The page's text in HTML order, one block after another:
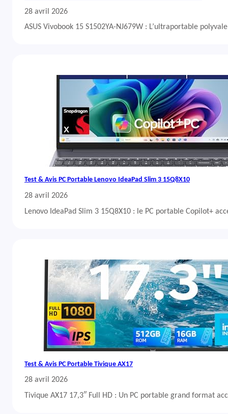
28 avril 2026
ASUS Vivobook 15 S1502YA-NJ679W : L’ultraportable
Test & Avis PC Portable Lenovo IdeaPad Slim 3 15Q8X10
28 avril 2026
Lenovo IdeaPad Slim 3 15Q8X10 : le PC portable Copilot+
Test & Avis PC Portable Tivique AX17
28 avril 2026
Tivique AX17 17,3″ Full HD : Un PC portable grand format